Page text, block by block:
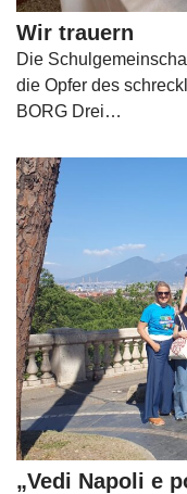
Wir trauern
Die
die Opfer des
BORG Drei…
„Vedi Napoli e